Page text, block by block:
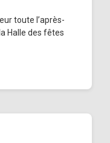
toute l’après-
Halle des fêtes